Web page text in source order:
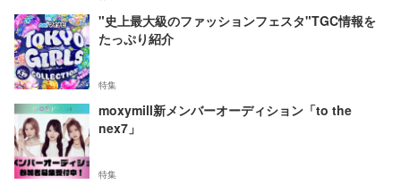
"史上最大級のファッションフェスタ"TGC情報を
たっぷり紹介
特集
moxymill新メンバーオーディション「to the
nex7」
特集